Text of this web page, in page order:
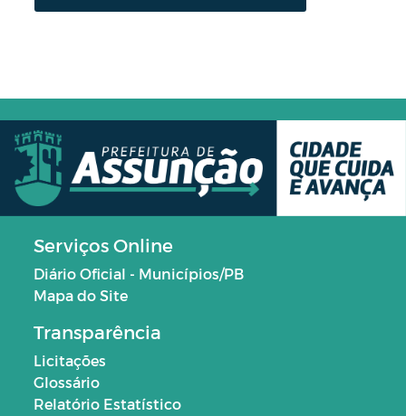
Serviços Online
Diário Oficial - Municípios/PB
Mapa do Site
Transparência
Licitações
Glossário
Relatório Estatístico